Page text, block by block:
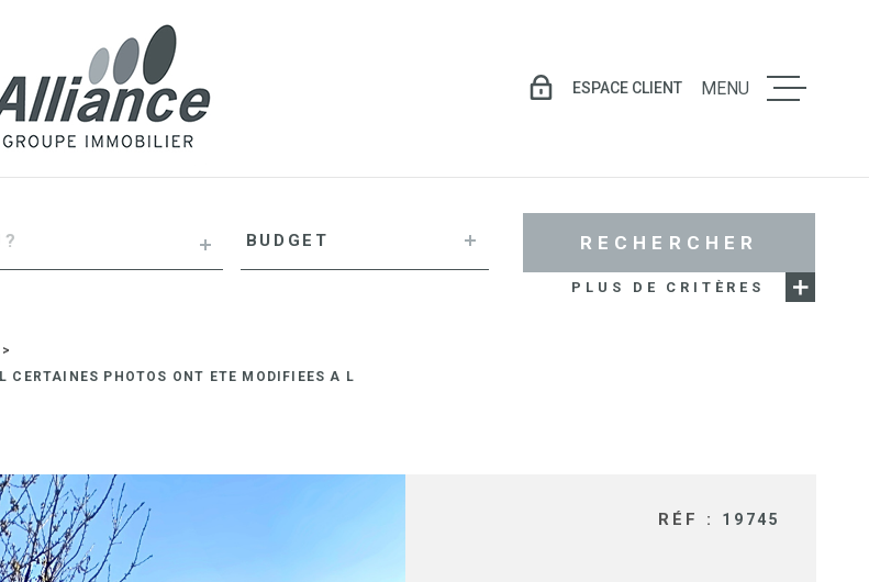
VENTE
MENU
BUDGET
PLUS DE CRITÈRES
RECHERCHER
ESPACE CLIENT
CERTAINES PHOTOS ONT ETE MODIFIEES A L
RÉF : 19745